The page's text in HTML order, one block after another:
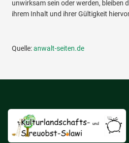
unwirksam sein oder werden, bleiben
ihrem Inhalt und ihrer Gültigkeit
Quelle:anwalt-seiten.de